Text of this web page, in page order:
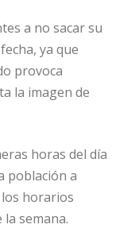
a no sacar su
ya que
provoca
la imagen de
horas del día
población a
horarios
semana.